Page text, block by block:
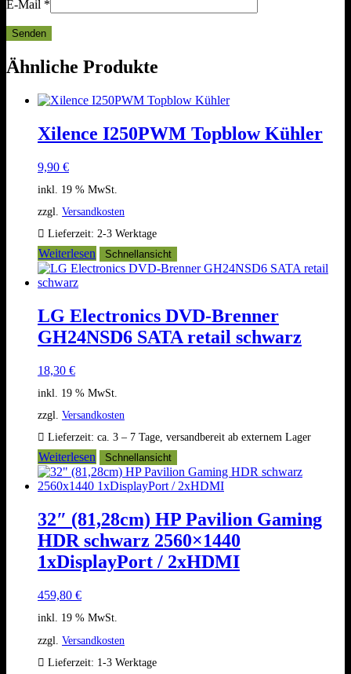
E-Mail *
Ähnliche Produkte
Xilence I250PWM Topblow Kühler
9,90 €
inkl. 19 % MwSt.
zzgl. Versandkosten
Lieferzeit: 2-3 Werktage
Weiterlesen Schnellansicht
LG Electronics DVD-Brenner
GH24NSD6 SATA retail schwarz
18,30 €
inkl. 19 % MwSt.
zzgl. Versandkosten
Lieferzeit: ca. 3 – 7 Tage, versandbereit ab externem Lager
Weiterlesen Schnellansicht
32″ (81,28cm) HP Pavilion Gaming
HDR schwarz 2560×1440
1xDisplayPort / 2xHDMI
459,80 €
inkl. 19 % MwSt.
zzgl. Versandkosten
Lieferzeit: 1-3 Werktage